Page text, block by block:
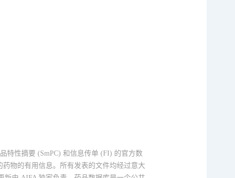
特性摘要 (SmPC) 和信息传单 (FI) 的官方数
物的有用信息。所有发表的文件均经过意大